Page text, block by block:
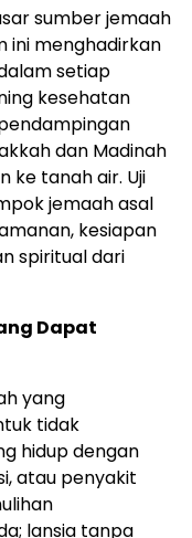
sumber jemaah
ini menghadirkan
setiap
kesehatan
dan Madinah
ke tanah air. Uji
jemaah asal
kesiapan
spiritual dari
Dapat
yang
tidak
hidup dengan
atau penyakit
lansia tanpa